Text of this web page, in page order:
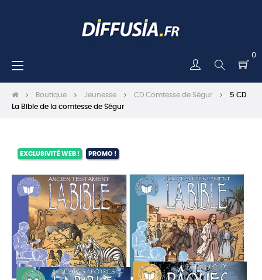
0
Basculer
☰
Boutique Jeunesse CD Comtesse de Ségur
5 CD
La Bible de la comtesse de Ségur
EXCLUSIVITÉ WEB ! PROMO !